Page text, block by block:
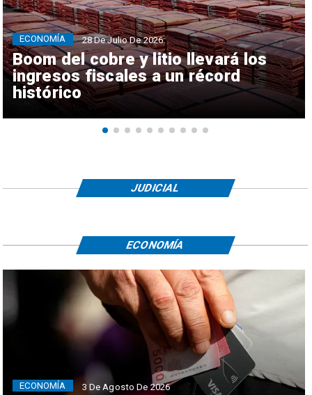
Boom del cobre y litio llevará los
ingresos fiscales a un récord
histórico
ECONOMÍA 28 De Julio De 2026
JUDICIAL
ECONOMÍA 3 De Agosto De 2026
ECONOMÍA